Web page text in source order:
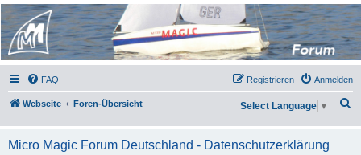
Micro Magic Forum
Deutschland
FAQ Anmelden
Registrieren
Webseite Foren-Übersicht Select Language ▼
Micro Magic Forum Deutschland - Datenschutzerklärung